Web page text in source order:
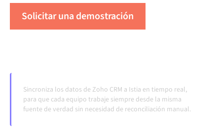
Solicitar una demostración
Sincroniza los datos de Zoho CRM a Istia en tiempo real,
para que cada equipo trabaje siempre desde la misma
fuente de verdad sin necesidad de reconciliación manual.